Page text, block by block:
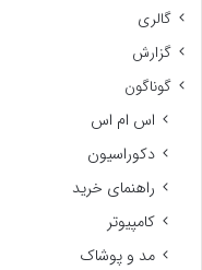
گالری
گزارش
گوناگون
اس ام اس
دکوراسیون
راهنمای خرید
کامپیوتر
مد و پوشاک